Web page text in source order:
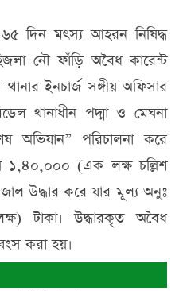
দিন মৎস্য আহরন নিষিদ্ধ
নৌ ফাঁড়ি অবৈধ কারেন্ট
ইনচার্জ সঙ্গীয় অফিসার
থানাধীন পদ্মা ও মেঘনা
অভিযান” পরিচালনা করে
১,৪০,০০০ (এক লক্ষ চল্লিশ
উদ্ধার করে যার মূল্য অনুঃ
টাকা। উদ্ধারকৃত অবৈধ
করা হয়।